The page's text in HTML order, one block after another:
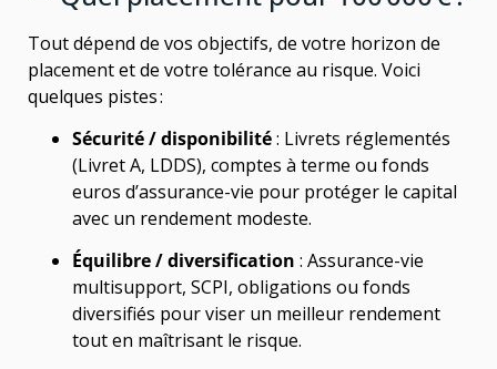
Tout dépend de vos objectifs, de votre horizon de
placement et de votre tolérance au risque. Voici
quelques pistes :
Sécurité / disponibilité: Livrets réglementés
(Livret A, LDDS), comptes à terme ou fonds
euros d’assurance-vie pour protéger le capital
avec un rendement modeste.
Équilibre / diversification : Assurance-vie
multisupport, SCPI, obligations ou fonds
diversifiés pour viser un meilleur rendement
tout en maîtrisant le risque.